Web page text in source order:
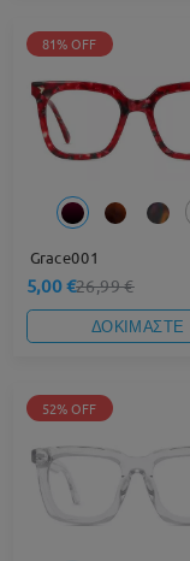
81% OFF
Grace001
5,00 €26,99 €
ΔΟΚΙΜΑΣΤΕ
52% OFF